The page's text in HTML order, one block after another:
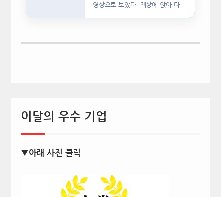
영상으로 보았다. 책상에 앉아 다른
이달의 우수 기업
▼아래 사진 클릭